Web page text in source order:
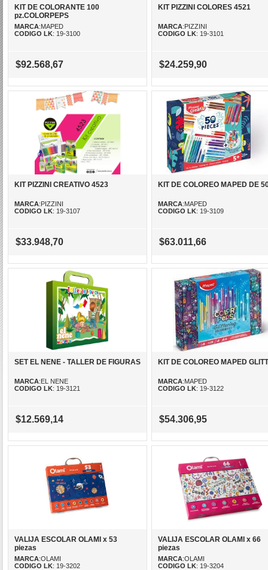
KIT DE COLORANTE 100
pz.COLORPEPS
MARCA:MAPED
CODIGO LK: 19-3100
$92.568,67
KIT PIZZINI COLORES 4521
MARCA:PIZZINI
CODIGO LK: 19-3101
$24.259,90
KIT PIZZINI CREATIVO 4523
MARCA:PIZZINI
CODIGO LK: 19-3107
$33.948,70
KIT DE COLOREO MAPED DE
MARCA:MAPED
CODIGO LK: 19-3109
$63.011,66
SET EL NENE - TALLER DE FIGURAS
MARCA:EL NENE
CODIGO LK: 19-3121
$12.569,14
KIT DE COLOREO MAPED
MARCA:MAPED
CODIGO LK: 19-3122
$54.306,95
VALIJA ESCOLAR OLAMI x 53
piezas
MARCA:OLAMI
CODIGO LK: 19-3202
VALIJA ESCOLAR OLAMI x 66
piezas
MARCA:OLAMI
CODIGO LK: 19-3204